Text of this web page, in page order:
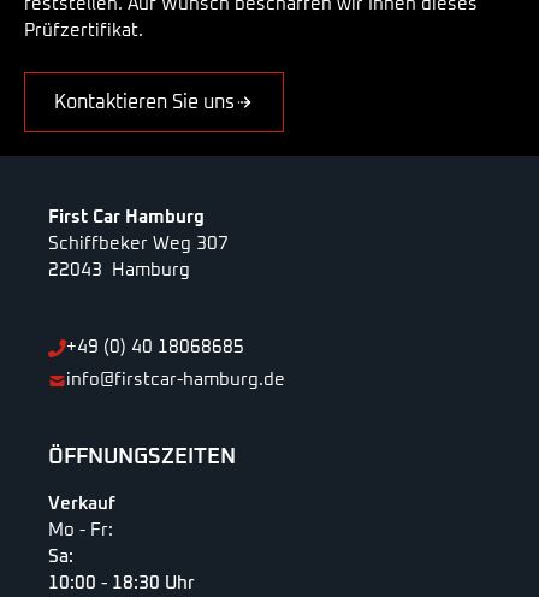
feststellen. Auf Wunsch beschaffen wir Ihnen dieses
Prüfzertifikat.
Kontaktieren Sie uns
First Car Hamburg
Schiffbeker Weg 307
22043 Hamburg
+49 (0) 40 18068685
info@firstcar-hamburg.de
ÖFFNUNGSZEITEN
Verkauf
Mo - Fr:
Sa:
10:00 - 18:30 Uhr